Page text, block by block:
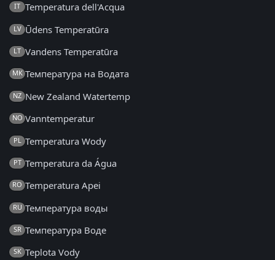
IT Temperatura dell'Acqua
LV Ūdens Temperatūra
LT Vandens Temperatūra
MK Температура на Водата
NZ New Zealand Watertemp
NO Vanntemperatur
PL Temperatura Wody
PT Temperatura da Água
RO Temperatura Apei
RU Температура воды
SR Температура Воде
SK Teplota Vody